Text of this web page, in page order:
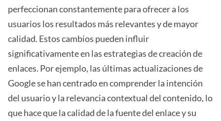
perfeccionan constantemente para ofrecer a los
usuarios los resultados más relevantes y de mayor
calidad. Estos cambios pueden influir
significativamente en las estrategias de creación de
enlaces. Por ejemplo, las últimas actualizaciones de
Google se han centrado en comprender la intención
del usuario y la relevancia contextual del contenido, lo
que hace que la calidad de la fuente del enlace y su